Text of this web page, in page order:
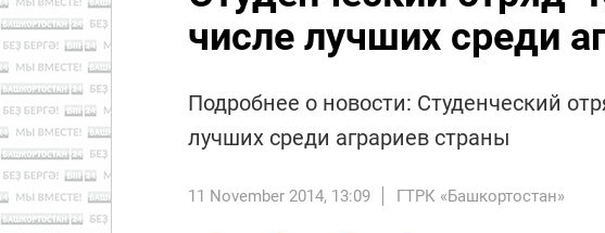
числе лучших среди
Подробнее о новости: Студенческий
лучших среди аграриев страны
11 November 2014, 13:09 ГТРК «Башкортостан»